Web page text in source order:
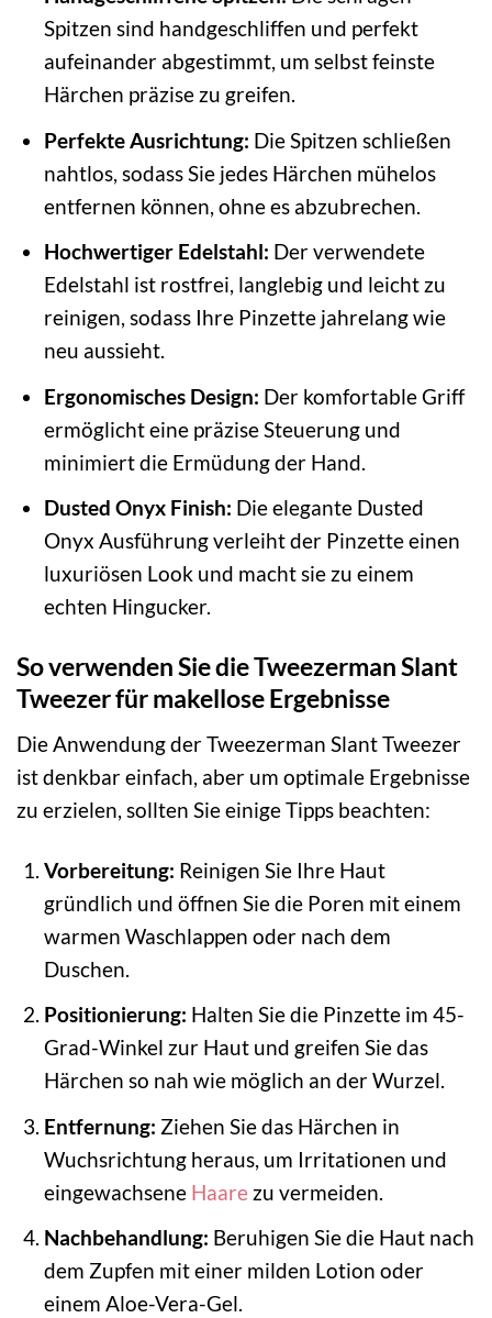
Spitzen sind handgeschliffen und perfekt
aufeinander abgestimmt, um selbst feinste
Härchen präzise zu greifen.
Perfekte Ausrichtung: Die Spitzen schließen
nahtlos, sodass Sie jedes Härchen mühelos
entfernen können, ohne es abzubrechen.
Hochwertiger Edelstahl: Der verwendete
Edelstahl ist rostfrei, langlebig und leicht zu
reinigen, sodass Ihre Pinzette jahrelang wie
neu aussieht.
Ergonomisches Design: Der komfortable Griff
ermöglicht eine präzise Steuerung und
minimiert die Ermüdung der Hand.
Dusted Onyx Finish: Die elegante Dusted
Onyx Ausführung verleiht der Pinzette einen
luxuriösen Look und macht sie zu einem
echten Hingucker.
So verwenden Sie die Tweezerman Slant
Tweezer für makellose Ergebnisse
Die Anwendung der Tweezerman Slant Tweezer
ist denkbar einfach, aber um optimale Ergebnisse
zu erzielen, sollten Sie einige Tipps beachten:
Vorbereitung: Reinigen Sie Ihre Haut
gründlich und öffnen Sie die Poren mit einem
warmen Waschlappen oder nach dem
Duschen.
Positionierung: Halten Sie die Pinzette im 45-
Grad-Winkel zur Haut und greifen Sie das
Härchen so nah wie möglich an der Wurzel.
Entfernung: Ziehen Sie das Härchen in
Wuchsrichtung heraus, um Irritationen und
eingewachsene Haarezu vermeiden.
Nachbehandlung: Beruhigen Sie die Haut nach
dem Zupfen mit einer milden Lotion oder
einem Aloe-Vera-Gel.